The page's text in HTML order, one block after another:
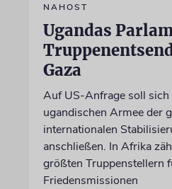
NAHOST
Ugandas
Gaza
Auf US-Anfrage soll sich
ugandischen Armee der
internationalen
anschließen. In Afrika
größten Truppenstellern
Friedensmissionen